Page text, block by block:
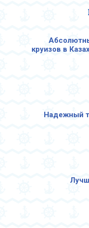
круизов в
Надежный